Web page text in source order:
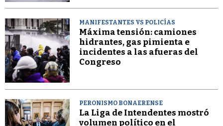
MANIFESTANTES VS POLICÍAS
Máxima tensión: camiones
hidrantes, gas pimienta e
incidentes a las afueras del
Congreso
PERONISMO BONAERENSE
La Liga de Intendentes mostró
volumen político en el